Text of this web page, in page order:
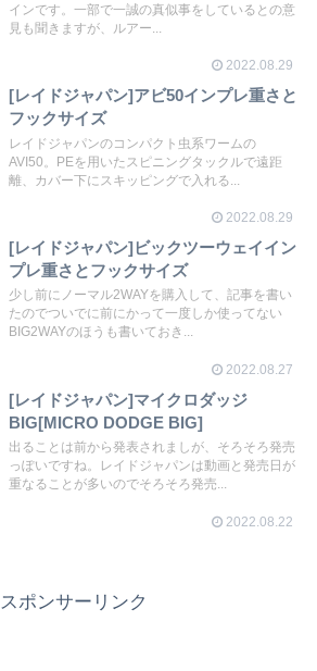
インです。一部で一誠の真似事をしているとの意
見も聞きますが、ルアー...
2022.08.29
[レイドジャパン]アビ50インプレ重さと
フックサイズ
レイドジャパンのコンパクト虫系ワームの
AVI50。PEを用いたスピニングタックルで遠距
離、カバー下にスキッピングで入れる...
2022.08.29
[レイドジャパン]ビックツーウェイイン
プレ重さとフックサイズ
少し前にノーマル2WAYを購入して、記事を書い
たのでついでに前にかって一度しか使ってない
BIG2WAYのほうも書いておき...
2022.08.27
[レイドジャパン]マイクロダッジ
BIG[MICRO DODGE BIG]
出ることは前から発表されましが、そろそろ発売
っぽいですね。レイドジャパンは動画と発売日が
重なることが多いのでそろそろ発売...
2022.08.22
スポンサーリンク